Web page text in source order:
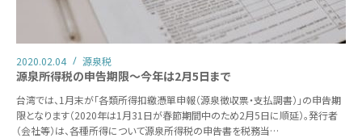
2020.02.04 源泉税
源泉所得税の申告期限～今年は2月5日まで
台湾では、1月末が「各類所得扣繳憑單申報（源泉徴収票・支払調書）」の申告期
限となります（2020年は1月31日が春節期間中のため2月5日に順延）。発行者
（会社等）は、各種所得について源泉所得税の申告書を税務当…